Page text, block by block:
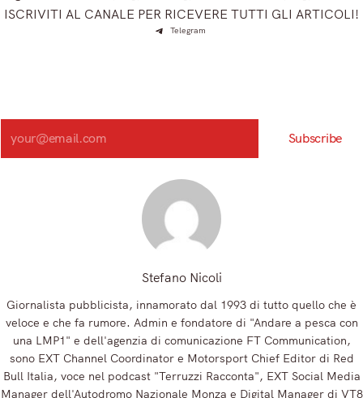
ISCRIVITI AL CANALE PER RICEVERE TUTTI GLI ARTICOLI!
Telegram
Search
Subscribe
Stefano Nicoli
Giornalista pubblicista, innamorato dal 1993 di tutto quello che è
veloce e che fa rumore. Admin e fondatore di "Andare a pesca con
una LMP1" e dell'agenzia di comunicazione FT Communication,
sono EXT Channel Coordinator e Motorsport Chief Editor di Red
Bull Italia, voce nel podcast "Terruzzi Racconta", EXT Social Media
Manager dell'Autodromo Nazionale Monza e Digital Manager di VT8